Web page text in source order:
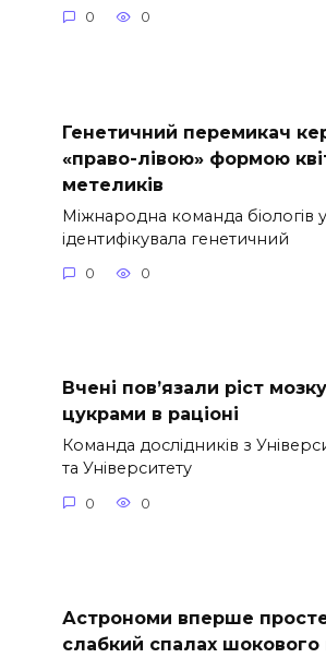
0 0
Генетичний перемикач
«право-лівою» формою
метеликів
Міжнародна команда біологів
ідентифікувала генетичний
0 0
Вчені пов’язали ріст
цукрами в раціоні
Команда дослідників з
та Університету
0 0
Астрономи вперше
слабкий спалах шокового